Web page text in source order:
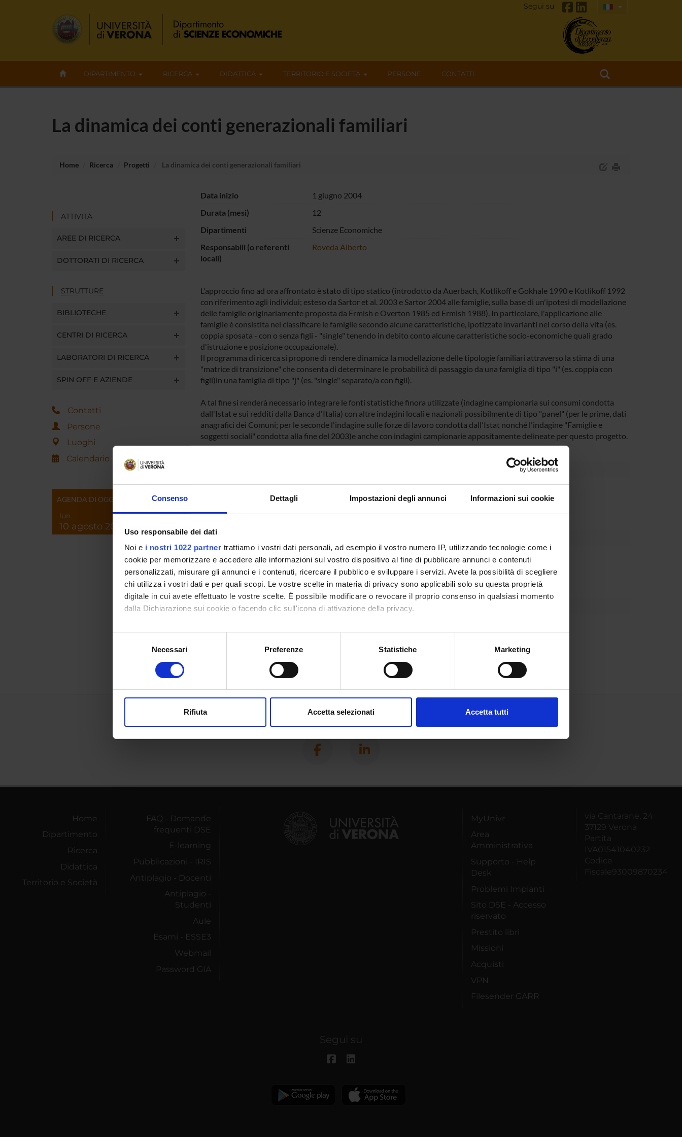
Consenso Dettagli Impostazioni degli annunci Informazioni sui cookie
Uso responsabile dei dati
Noi e i nostri 1022 partner trattiamo i vostri dati personali, ad esempio il vostro numero IP, utilizzando tecnologie come i
cookie per memorizzare e accedere alle informazioni sul vostro dispositivo al fine di pubblicare annunci e contenuti
personalizzati, misurare gli annunci e i contenuti, ricercare il pubblico e sviluppare i servizi. Avete la possibilità di scegliere
chi utilizza i vostri dati e per quali scopi. Le vostre scelte in materia di privacy sono applicabili solo su questa proprietà
digitale in cui avete effettuato le vostre scelte. È possibile modificare o revocare il proprio consenso in qualsiasi momento
dalla Dichiarazione sui cookie o facendo clic sull'icona di attivazione della privacy.
Con il tuo consenso, vorremmo anche:
raccogliere informazioni sulla tua posizione geografica, con un'approssimazione di qualche metro,
digitali).
modificare o ritirare il tuo consenso in qualsiasi momento dalla Dichiarazione sui cookie.
di analisi dei dati web, pubblicità e social media, i quali potrebbero combinarle con altre informazioni che hai fornito loro o
Necessari Preferenze Statistiche Marketing
Rifiuta Accetta selezionati Accetta tutti
Segui su
DIPARTIMENTO RICERCA DIDATTICA TERRITORIO E SOCIETÀ PERSONE CONTATTI
La dinamica dei conti generazionali familiari
Home Ricerca Progetti La dinamica dei conti generazionali familiari
ATTIVITÀ
AREE DI RICERCA
DOTTORATI DI RICERCA
STRUTTURE
BIBLIOTECHE
CENTRI DI RICERCA
LABORATORI DI RICERCA
SPIN OFF E AZIENDE
Contatti
Persone
Luoghi
Calendario
AGENDA DI OGGI
lun
10 agosto 2026
Data inizio
1 giugno 2004
Durata (mesi)
12
Dipartimenti
Scienze Economiche
Responsabili (o referenti
locali)
Roveda Alberto
L'approccio fino ad ora affrontato è stato di tipo statico (introdotto da Auerbach, Kotlikoff e Gokhale 1990 e Kotlikoff 1992
con riferimento agli individui; esteso da Sartor et al. 2003 e Sartor 2004 alle famiglie, sulla base di un'ipotesi di modellazione
delle famiglie originariamente proposta da Ermish e Overton 1985 ed Ermish 1988). In particolare, l'applicazione alle
famiglie è consistita nel classificare le famiglie secondo alcune caratteristiche, ipotizzate invarianti nel corso della vita (es.
coppia sposata - con o senza figli - "single" tenendo in debito conto alcune caratteristiche socio-economiche quali grado
d'istruzione e posizione occupazionale).
Il programma di ricerca si propone di rendere dinamica la modellazione delle tipologie familiari attraverso la stima di una
"matrice di transizione" che consenta di determinare le probabilità di passaggio da una famiglia di tipo "i" (es. coppia con
figli)in una famiglia di tipo "j" (es. "single" separato/a con figli).
A tal fine si renderà necessario integrare le fonti statistiche finora utilizzate (indagine campionaria sui consumi condotta
dall'Istat e sui redditi dalla Banca d'Italia) con altre indagini locali e nazionali possibilmente di tipo "panel" (per le prime, dati
anagrafici dei Comuni; per le seconde l'indagine sulle forze di lavoro condotta dall'Istat nonché l'indagine "Famiglie e
soggetti sociali" condotta alla fine del 2003)e anche con indagini campionarie appositamente delineate per questo progetto.
Alberto Roveda Ricercatore
COLLABORATORI ESTERNI
Assegnista di ricerca
Home
Dipartimento
Ricerca
Didattica
Territorio e Società
FAQ - Domande
frequenti DSE
E-learning
Pubblicazioni - IRIS
Antiplagio - Docenti
Antiplagio -
Studenti
Aule
Esami - ESSE3
Webmail
Password GIA
MyUnivr
Area
Amministrativa
Supporto - Help
Desk
Problemi Impianti
Sito DSE - Accesso
riservato
Prestito libri
Missioni
Acquisti
VPN
Filesender GARR
via Cantarane, 24
37129 Verona
Partita
IVA01541040232
Codice
Fiscale93009870234
Segui su